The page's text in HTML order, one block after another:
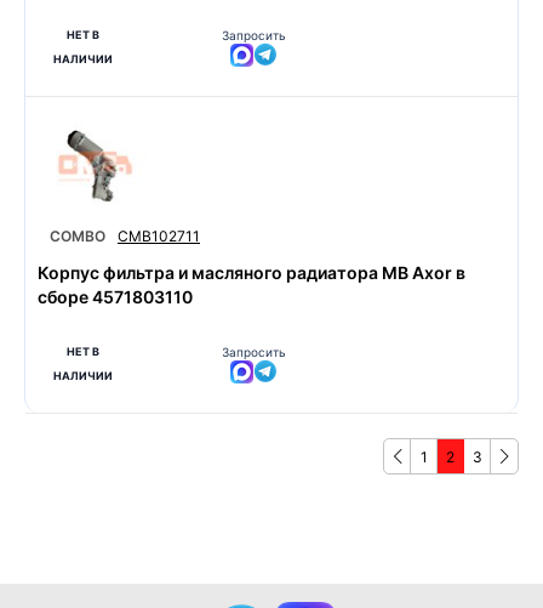
НЕТ В
НАЛИЧИИ
Запросить
COMBO CMB102711
Корпус фильтра и масляного радиатора MB Axor в
сборе 4571803110
НЕТ В
НАЛИЧИИ
Запросить
1 2 3